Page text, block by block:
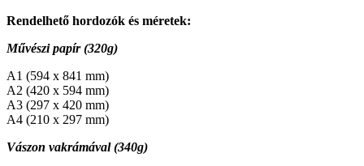
Rendelhető hordozók és méretek:
Művészi papír (320g)
A1 (594 x 841 mm)
A2 (420 x 594 mm)
A3 (297 x 420 mm)
A4 (210 x 297 mm)
Vászon vakrámával (340g)